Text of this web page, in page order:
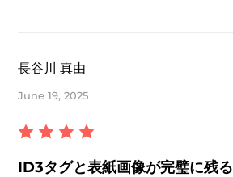
長谷川 真由
June 19, 2025
ID3タグと表紙画像が完璧に残る